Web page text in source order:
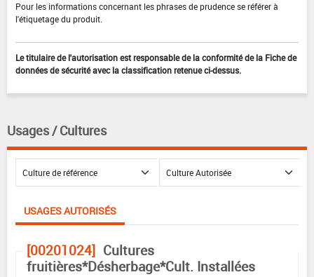
Pour les informations concernant les phrases de prudence se référer à
l'étiquetage du produit.
Le titulaire de l'autorisation est responsable de la conformité de la Fiche de
données de sécurité avec la classification retenue ci-dessus.
Usages / Cultures
USAGES AUTORISÉS
[00201024] Cultures
fruitières*Désherbage*Cult. Installées